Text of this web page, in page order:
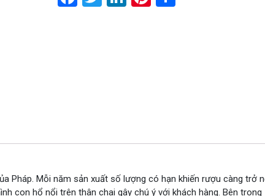
Pháp. Mỗi năm sản xuất số lượng có hạn khiến rượu càng trở
con hổ nổi trên thân chai gây chú ý với khách hàng. Bên trong